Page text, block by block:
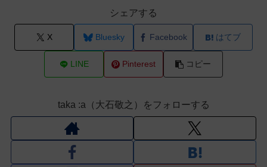
シェアする
X Bluesky Facebook はてブ
LINE Pinterest コピー
taka :a（大石敬之）をフォローする